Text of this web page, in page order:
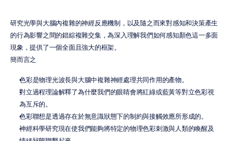
研究光學與大腦內複雜的神經反應機制，以及隨之而來對感知和決策產生
的行為影響之間的錯綜複雜交集，為深入理解我們如何感知顏色這一多面
現象，提供了一個全面且強大的框架。
簡而言之
色彩是物理光波長與大腦中複雜神經處理共同作用的產物。
對立過程理論解釋了為什麼我們的眼睛會將紅綠或藍黃等對立色彩視
為互斥的。
色彩聯想是透過存在於無意識狀態下的制約與接觸效應所形成的。
神經科學研究現在使我們能夠將特定的物理色彩刺激與人類的喚醒及